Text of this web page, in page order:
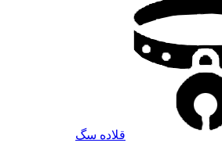
قلاده سگ